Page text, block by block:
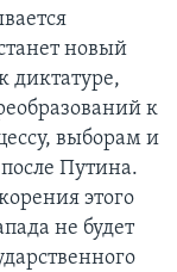
новый
диктатуре,
к
выборам и
Путина.
этого
не будет